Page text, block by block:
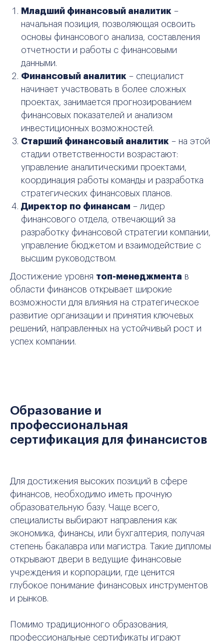
Младший финансовый аналитик –
начальная позиция, позволяющая освоить
основы финансового анализа, составления
отчетности и работы с финансовыми
данными.
Финансовый аналитик – специалист
начинает участвовать в более сложных
проектах, занимается прогнозированием
финансовых показателей и анализом
инвестиционных возможностей.
Старший финансовый аналитик – на этой
стадии ответственности возрастают:
управление аналитическими проектами,
координация работы команды и разработка
стратегических финансовых планов.
Директор по финансам – лидер
финансового отдела, отвечающий за
разработку финансовой стратегии компании,
управление бюджетом и взаимодействие с
высшим руководством.
Достижение уровня топ-менеджмента в
области финансов открывает широкие
возможности для влияния на стратегическое
развитие организации и принятия ключевых
решений, направленных на устойчивый рост и
успех компании.
Образование и
профессиональная
сертификация для финансистов
Для достижения высоких позиций в сфере
финансов, необходимо иметь прочную
образовательную базу. Чаще всего,
специалисты выбирают направления как
экономика, финансы, или бухгалтерия, получая
степень бакалавра или магистра. Такие дипломы
открывают двери в ведущие финансовые
учреждения и корпорации, где ценится
глубокое понимание финансовых инструментов
и рынков.
Помимо традиционного образования,
профессиональные сертификаты играют